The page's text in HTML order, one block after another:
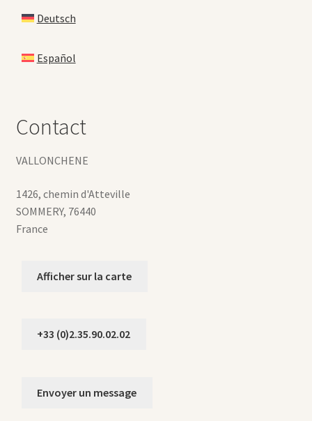
Deutsch
Español
Contact
VALLONCHENE
1426, chemin d'Atteville
SOMMERY, 76440
France
Afficher sur la carte
+33 (0)2.35.90.02.02
Envoyer un message